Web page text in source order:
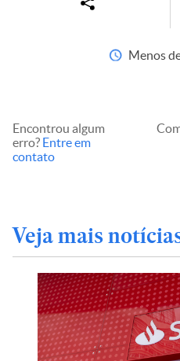
Menos
Encontrou algum
erro? Entre em
contato
Veja mais